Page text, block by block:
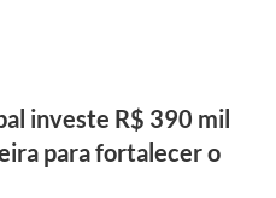
investe R$ 390 mil
para fortalecer o